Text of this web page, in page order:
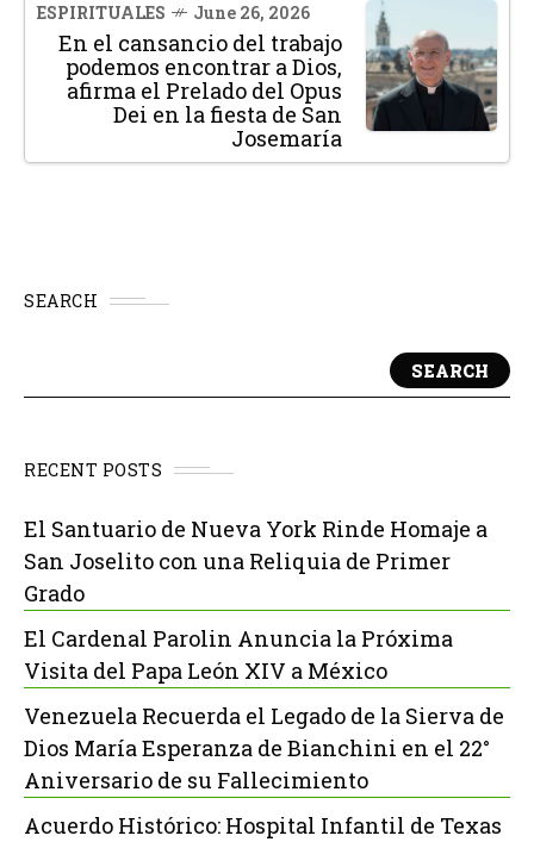
ESPIRITUALES June 26, 2026
En el cansancio del trabajo
podemos encontrar a Dios,
afirma el Prelado del Opus
Dei en la fiesta de San
Josemaría
SEARCH
SEARCH
RECENT POSTS
El Santuario de Nueva York Rinde Homaje a
San Joselito con una Reliquia de Primer
Grado
El Cardenal Parolin Anuncia la Próxima
Visita del Papa León XIV a México
Venezuela Recuerda el Legado de la Sierva de
Dios María Esperanza de Bianchini en el 22°
Aniversario de su Fallecimiento
Acuerdo Histórico: Hospital Infantil de Texas